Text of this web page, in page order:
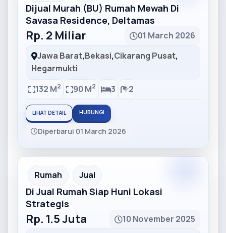
Dijual Murah (BU) Rumah Mewah Di
Savasa Residence, Deltamas
Rp. 2 Miliar
01 March 2026
Jawa Barat,Bekasi,Cikarang Pusat,
Hegarmukti
132 M2 90 M2 3 2
LIHAT DETAIL HUBUNGI
Diperbarui 01 March 2026
Partner Ad
Rumah Jual
Di Jual Rumah Siap Huni Lokasi
Strategis
Rp. 1.5 Juta
10 November 2025